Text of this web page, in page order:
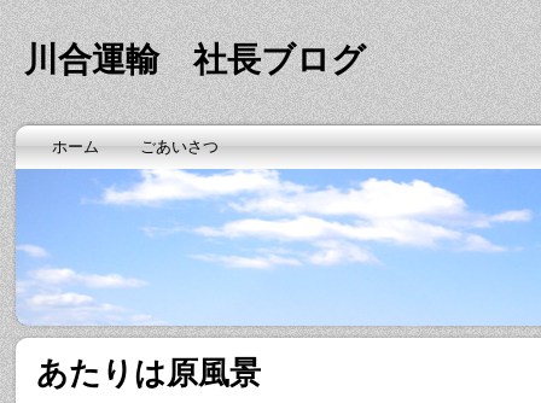
川合運輸 社長ブログ
ホーム ごあいさつ
あたりは原風景